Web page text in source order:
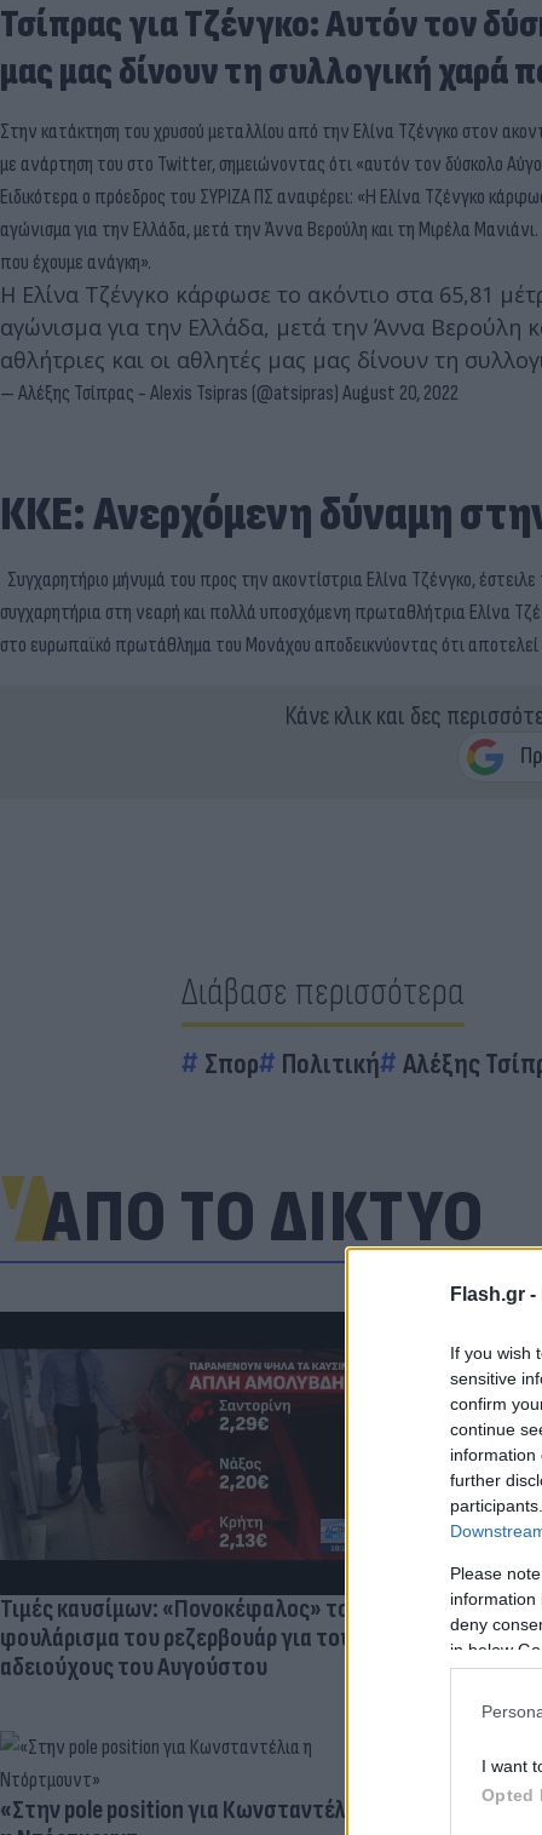
Flash.gr -
If you wish
sensitive
confirm
continue
information
further
Please
information
deny
in below
I want
Opted
Τσίπρας για Τζένγκο: Αυτόν τον
μας μας δίνουν τη συλλογική χαρά
Στην κατάκτηση του χρυσού μεταλλίου από την Ελίνα Τζένγκο στον
με ανάρτηση του στο Twitter, σημειώνοντας ότι «αυτόν τον δύσκολο
Ειδικότερα ο πρόεδρος του ΣΥΡΙΖΑ ΠΣ αναφέρει: «Η Ελίνα Τζένγκο
αγώνισμα για την Ελλάδα, μετά την Άννα Βερούλη και τη Μιρέλα
που έχουμε ανάγκη».
Η Ελίνα Τζένγκο κάρφωσε το ακόντιο στα 65,81
αγώνισμα για την Ελλάδα, μετά την Άννα Βερούλη
αθλήτριες και οι αθλητές μας μας δίνουν τη
— Αλέξης Τσίπρας - Alexis Tsipras (@atsipras)August 20, 2022
ΚΚΕ: Ανερχόμενη δύναμη
Συγχαρητήριο μήνυμά του προς την ακοντίστρια Ελίνα Τζένγκο,
συγχαρητήρια στη νεαρή και πολλά υποσχόμενη πρωταθλήτρια Ελίνα
στο ευρωπαϊκό πρωτάθλημα του Μονάχου αποδεικνύοντας ότι
Κάνε κλικ και δες
Διάβασε περισσότερα
Σπορ Πολιτική Αλέξης
ΑΠΟ ΤΟ ΔΙΚΤΥΟ
Τιμές καυσίμων: «Πονοκέφαλος» το
φουλάρισμα του ρεζερβουάρ για τους
αδειούχους του Αυγούστου
Σαλάχ -
της
«Στην pole position για Κωνσταντέλια
Γιατί